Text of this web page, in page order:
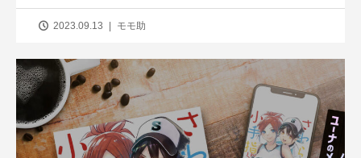
2023.09.13 モモ助